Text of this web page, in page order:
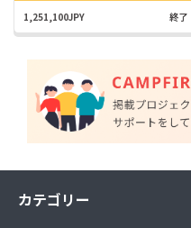
1,251,100JPY 終了
カテゴリー